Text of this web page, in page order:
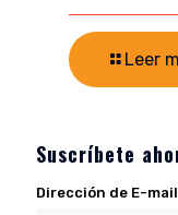
Leer
Suscríbete
Dirección de E-